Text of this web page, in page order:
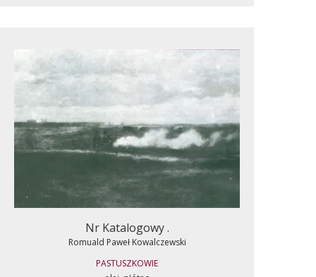
Nr Katalogowy .
Romuald Paweł Kowalczewski
PASTUSZKOWIE